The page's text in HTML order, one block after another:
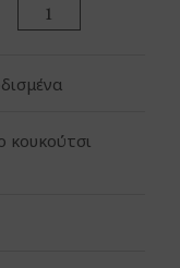
κουκούτσι